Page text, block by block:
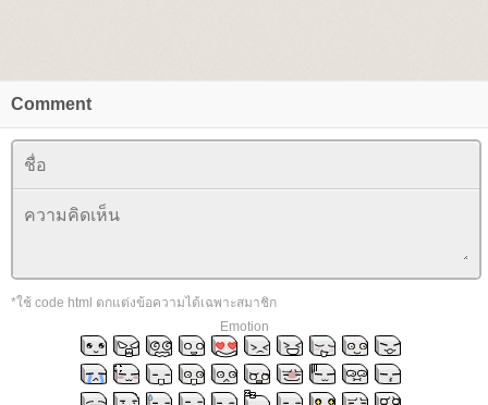
Comment
*ใช้ code html ตกแต่งข้อความได้เฉพาะสมาชิก
Emotion